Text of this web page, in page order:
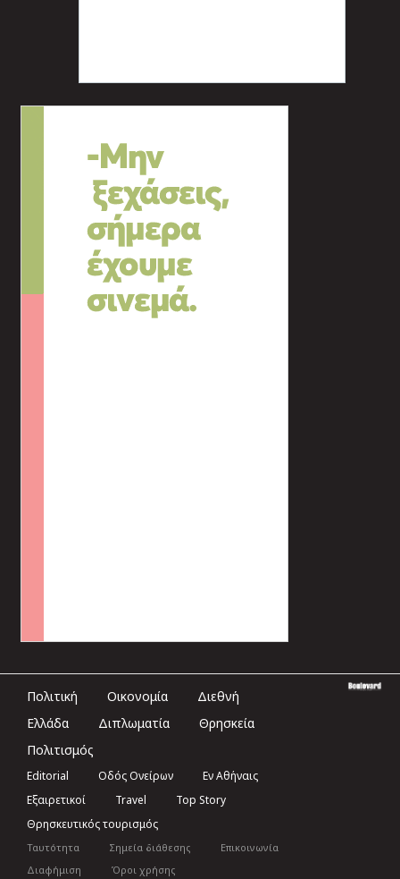
Πολιτική Οικονομία
Διεθνή
Ελλάδα
Διπλωματία
Θρησκεία
Πολιτισμός
Editorial Οδός Ονείρων
Εν Αθήναις
Εξαιρετικοί
Travel
Top Story
Θρησκευτικός τουρισμός
Ταυτότητα Σημεία διάθεσης
Επικοινωνία
Διαφήμιση
Όροι χρήσης